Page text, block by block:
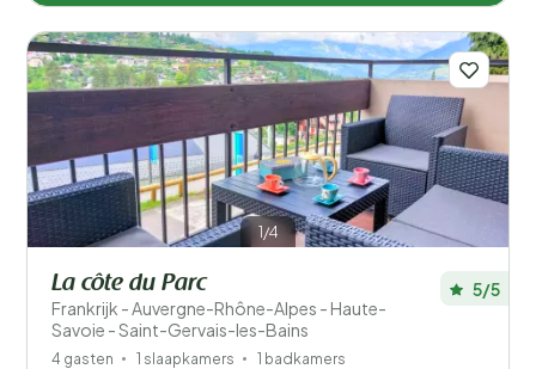
1/4
La côte du Parc
Frankrijk - Auvergne-Rhône-Alpes - Haute-
Savoie - Saint-Gervais-les-Bains
5/5
4 gasten 1 slaapkamers 1 badkamers